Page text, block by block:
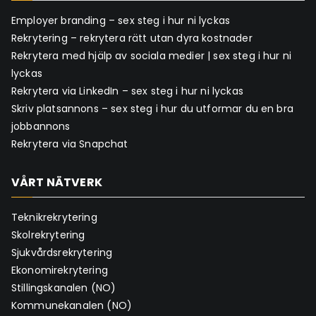
Employer branding – sex steg i hur ni lyckas
Rekrytering – rekrytera rätt utan dyra kostnader
Rekrytera med hjälp av sociala medier | sex steg i hur ni
lyckas
Rekrytera via LinkedIn – sex steg i hur ni lyckas
Skriv platsannons – sex steg i hur du utformar du en bra
jobbannons
Rekrytera via Snapchat
VÅRT NÄTVERK
Teknikrekrytering
Skolrekrytering
Sjukvårdsrekrytering
Ekonomirekrytering
Stillingskanalen (NO)
Kommunekanalen (NO)